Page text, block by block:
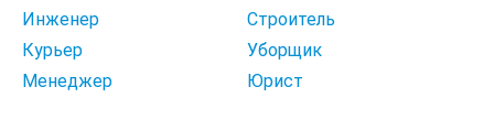
Инженер
Строитель
Курьер
Уборщик
Менеджер
Юрист